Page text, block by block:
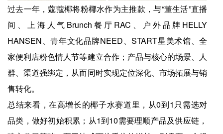
过去一年，蔻蔻椰将粉椰水作为主推款，与“董生活”直播
间、上海人气Brunch餐厅RAC、户外品牌HELLY
HANSEN、青年文化品牌NEED、START星美术馆、全
家便利店粉色情人节等建立合作；产品与核心的场景、人
群、渠道强绑定，从而同时实现定位深化、市场拓展与销
售转化。
总结来看，在高增长的椰子水赛道里，从0到1只需选对
品类，做好初始积累；从1到10需要理顺产品及供应链，